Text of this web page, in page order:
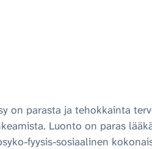
on parasta ja tehokkainta
Luonto on paras
fyysis-sosiaalinen